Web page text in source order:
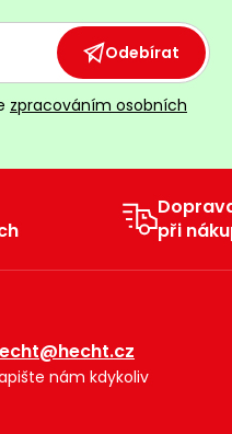
Odebírat
zpracováním osobních
při
nám kdykoliv